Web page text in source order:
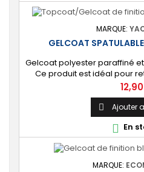
MARQUE:
GELCOAT
Gelcoat polyester paraffiné
Ce produit est idéal pour
gelcoat. Coloris : Blanc
colorante). 🔝 [Finition de
extérieure lisse, brillante
durablement la surface
polyester. ⚙️
Prix
 Ajouter
 En
MARQUE: